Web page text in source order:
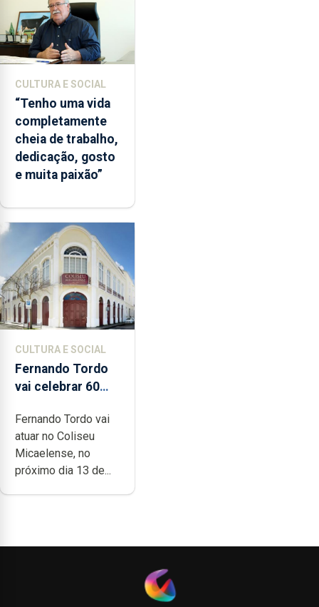
CULTURA E SOCIAL
“Tenho uma vida
completamente
cheia de trabalho,
dedicação, gosto
e muita paixão”
CULTURA E SOCIAL
Fernando Tordo
vai celebrar 60
no Coliseu
Micaelense
Fernando Tordo vai
atuar no Coliseu
Micaelense, no
próximo dia 13 de...